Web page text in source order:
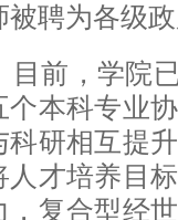
被聘为各级
目前，学院
个本科专业
科研相互提
人才培养目
，复合型经